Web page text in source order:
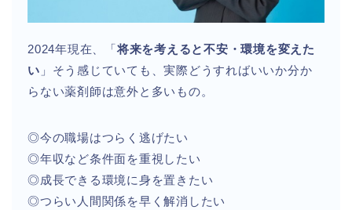
2024年現在、「将来を考えると不安・環境を変えた
い 」そう感じていても、実際どうすればいいか分か
らない薬剤師は意外と多いもの。
◎今の職場はつらく逃げたい
◎年収など条件面を重視したい
◎成長できる環境に身を置きたい
◎つらい人間関係を早く解消したい